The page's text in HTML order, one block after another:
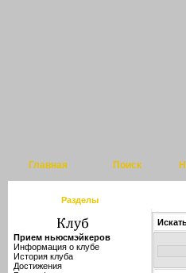
Главная Поиск
Разделы
Прием ньюсмэйкеров
Информация о клубе
История клуба
Достижения